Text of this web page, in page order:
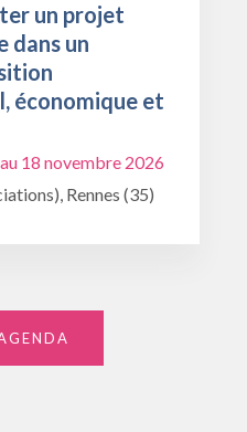
un projet
dans un
économique et
18 novembre 2026
Rennes (35)